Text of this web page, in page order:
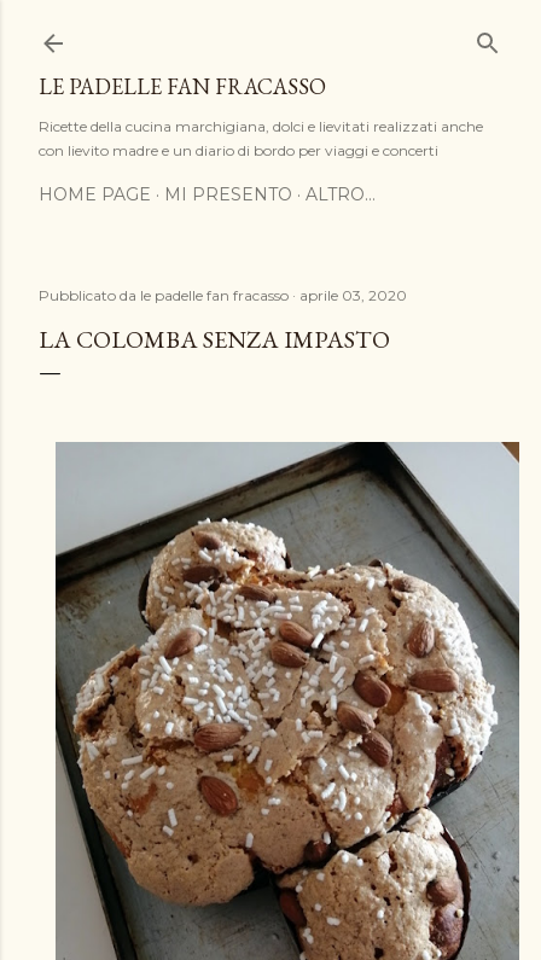
LE PADELLE FAN FRACASSO
Ricette della cucina marchigiana, dolci e lievitati realizzati anche
con lievito madre e un diario di bordo per viaggi e concerti
HOME PAGE MI PRESENTO ALTRO…
Pubblicato da le padelle fan fracasso aprile 03, 2020
LA COLOMBA SENZA IMPASTO